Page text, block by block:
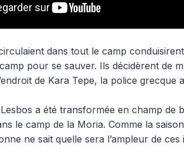
dans tout le camp
pour se sauver. Ils décidèrent de
de Kara Tepe, la police grecque
a été transformée en champ de
le camp de la Moria. Comme la
ne sait quelle sera l’ampleur de ces